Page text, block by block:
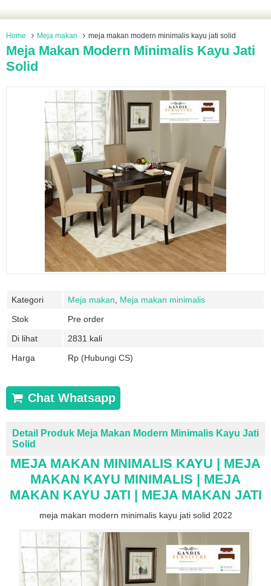
Home Meja makan meja makan modern minimalis kayu jati solid
Meja Makan Modern Minimalis Kayu Jati
Solid
Kategori Meja makan, Meja makan minimalis
Stok
Pre order
Di lihat
2831 kali
Harga
Rp (Hubungi CS)
Chat Whatsapp
Detail Produk Meja Makan Modern Minimalis Kayu Jati
Solid
MEJA MAKAN MINIMALIS KAYU | MEJA
MAKAN KAYU MINIMALIS | MEJA
MAKAN KAYU JATI | MEJA MAKAN JATI
meja makan modern minimalis kayu jati solid 2022